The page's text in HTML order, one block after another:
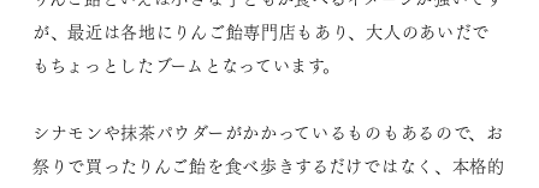
が、最近は各地にりんご飴専門店もあり、大人のあいだで
もちょっとしたブームとなっています。
シナモンや抹茶パウダーがかかっているものもあるので、お
祭りで買ったりんご飴を食べ歩きするだけではなく、本格的